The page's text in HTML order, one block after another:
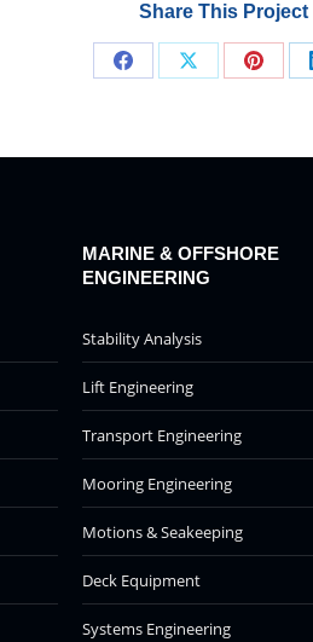
Share This Project
Share
Share
Share
MARINE & OFFSHORE
ENGINEERING
Stability Analysis
Lift Engineering
Transport Engineering
Mooring Engineering
Motions & Seakeeping
Deck Equipment
Systems Engineering